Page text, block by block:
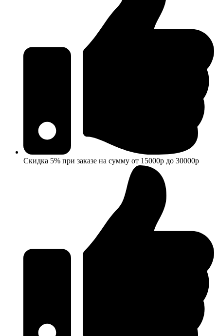
Скидка 5% при заказе на сумму от 15000р до 30000р